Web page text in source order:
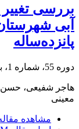
بررسی
آبی
پانزده‌ساله
دوره 55، شماره 1، بهار 1403، صفحه
هاجر شفیعی، حسن
معینی
مشاهده